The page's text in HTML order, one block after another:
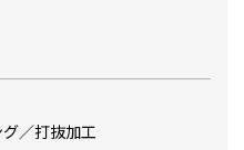
／打抜加工